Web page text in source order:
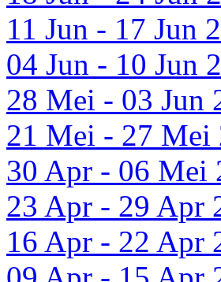
11 Jun - 17 Jun
04 Jun - 10 Jun
28 Mei - 03 Jun
21 Mei - 27 Mei
30 Apr - 06 Mei
23 Apr - 29 Apr
16 Apr - 22 Apr